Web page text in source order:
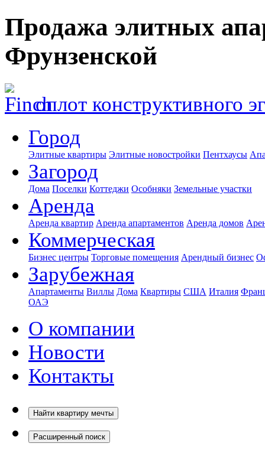
Продажа элитных
Фрунзенской
оплот конструктивного
Город
Элитные квартиры Элитные новостройки Пентхаусы
Загород
Дома Поселки Коттеджи Особняки Земельные участки
Аренда
Аренда квартир Аренда апартаментов Аренда домов
Коммерческая
Бизнес центры Торговые помещения Арендный бизнес
Зарубежная
Апартаменты Виллы Дома Квартиры США Италия
ОАЭ
О компании
Новости
Контакты
Найти квартиру мечты
Расширенный поиск